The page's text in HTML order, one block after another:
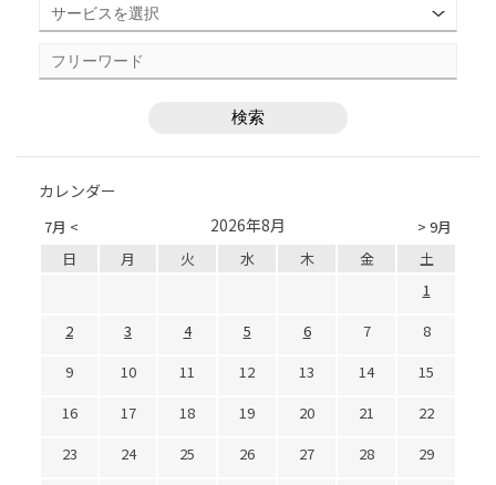
カレンダー
7月 < > 9月
2026年8月
日 月 火 水 木 金
土
1
2
3 4 5 6 7
8
9
10 11 12 13 14
15
16
17 18 19 20 21
22
23
24 25 26 27 28
29